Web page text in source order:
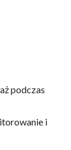
podczas
i